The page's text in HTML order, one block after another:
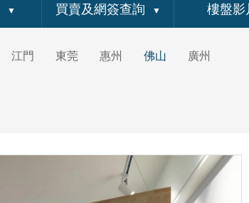
▼ 買賣及網簽查詢 ▼ 樓盤影
江門 東莞 惠州 佛山 廣州